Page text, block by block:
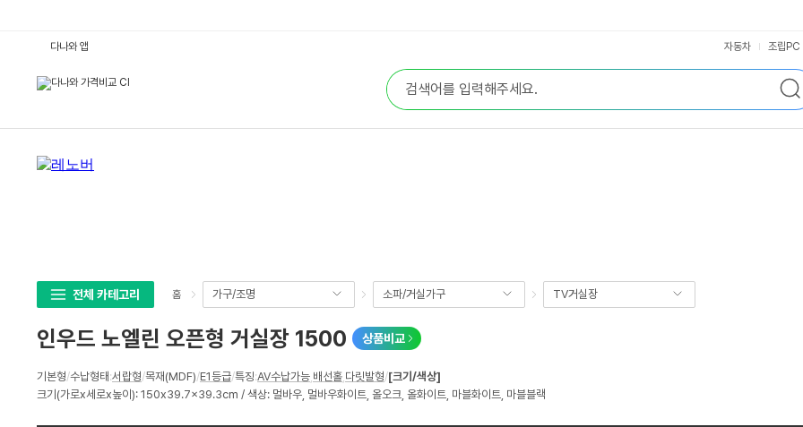
합
검
색
다나와 앱 자동차 조립PC
전체 카테고리 홈 가구/조명 소파/거실가구 TV거실장
인우드 노엘린 오픈형 거실장 1500 상품비교
상
세
스
기본형/수납형태 :서랍형/목재(MDF)/E1등급/특징:AV수납가능 배선홀 다릿발형/[크기/색상]
크기(가로x세로x높이): 150x39.7x39.3cm / 색상: 멀바우, 멀바우화이트, 올오크, 올화이트, 마블화이트, 마블블랙